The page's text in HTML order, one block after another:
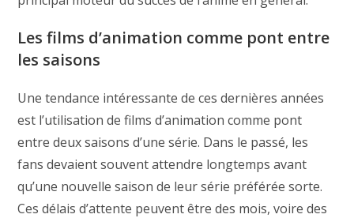
Les films d’animation comme pont entre
les saisons
Une tendance intéressante de ces dernières années
est l’utilisation de films d’animation comme pont
entre deux saisons d’une série. Dans le passé, les
fans devaient souvent attendre longtemps avant
qu’une nouvelle saison de leur série préférée sorte.
Ces délais d’attente peuvent être des mois, voire des